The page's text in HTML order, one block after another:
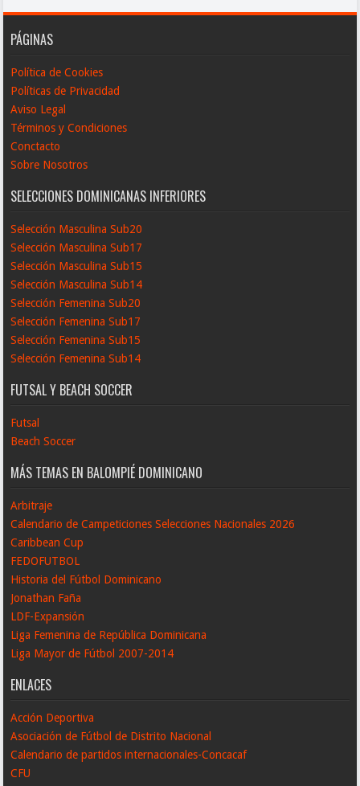
PÁGINAS
Política de Cookies
Políticas de Privacidad
Aviso Legal
Términos y Condiciones
Conctacto
Sobre Nosotros
SELECCIONES DOMINICANAS INFERIORES
Selección Masculina Sub20
Selección Masculina Sub17
Selección Masculina Sub15
Selección Masculina Sub14
Selección Femenina Sub20
Selección Femenina Sub17
Selección Femenina Sub15
Selección Femenina Sub14
FUTSAL Y BEACH SOCCER
Futsal
Beach Soccer
MÁS TEMAS EN BALOMPIÉ DOMINICANO
Arbitraje
Calendario de Campeticiones Selecciones Nacionales 2026
Caribbean Cup
FEDOFUTBOL
Historia del Fútbol Dominicano
Jonathan Faña
LDF-Expansión
Liga Femenina de República Dominicana
Liga Mayor de Fútbol 2007-2014
ENLACES
Acción Deportiva
Asociación de Fútbol de Distrito Nacional
Calendario de partidos internacionales-Concacaf
CFU